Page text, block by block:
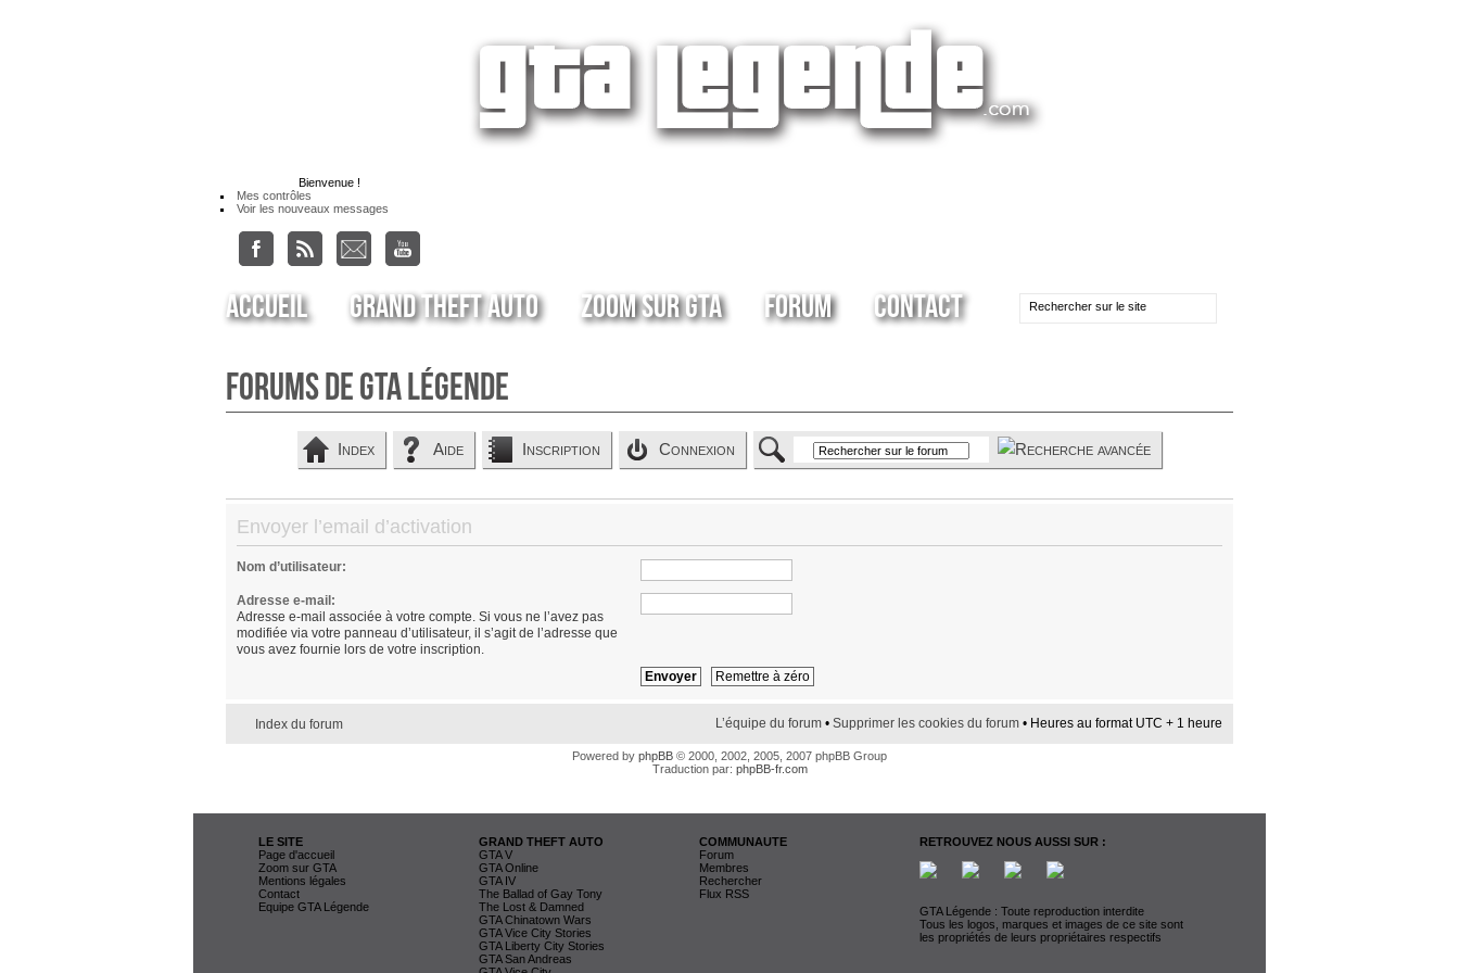
Bienvenue !
Mes contrôles
Voir les nouveaux messages
Accueil Grand Theft Auto Zoom sur GTA Forum Contact
Forums de GTA Légende
Index Aide Inscription Connexion
Envoyer l’email d’activation
Nom d’utilisateur:
Adresse e-mail:
Adresse e-mail associée à votre compte. Si vous ne l’avez pas
modifiée via votre panneau d’utilisateur, il s’agit de l’adresse que
vous avez fournie lors de votre inscription.
Index du forum L’équipe du forum • Supprimer les cookies du forum • Heures au format UTC + 1 heure
Powered by phpBB © 2000, 2002, 2005, 2007 phpBB Group
Traduction par: phpBB-fr.com
LE SITE
Page d'accueil
Zoom sur GTA
Mentions légales
Contact
Equipe GTA Légende
GRAND THEFT AUTO
GTA V
GTA Online
GTA IV
The Ballad of Gay Tony
The Lost & Damned
GTA Chinatown Wars
GTA Vice City Stories
GTA Liberty City Stories
GTA San Andreas
COMMUNAUTE
Forum
Membres
Rechercher
Flux RSS
RETROUVEZ NOUS AUSSI SUR :
GTA Légende : Toute reproduction interdite
Tous les logos, marques et images de ce site sont
les propriétés de leurs propriétaires respectifs